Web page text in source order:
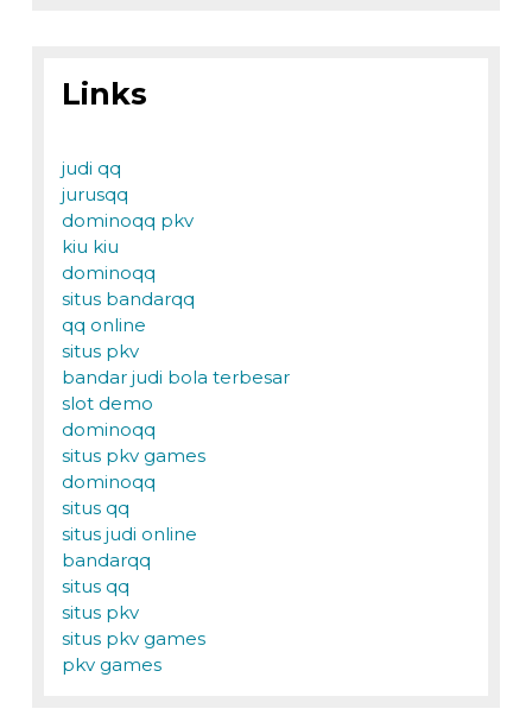
Links
judi qq
jurusqq
dominoqq pkv
kiu kiu
dominoqq
situs bandarqq
qq online
situs pkv
bandar judi bola terbesar
slot demo
dominoqq
situs pkv games
dominoqq
situs qq
situs judi online
bandarqq
situs qq
situs pkv
situs pkv games
pkv games